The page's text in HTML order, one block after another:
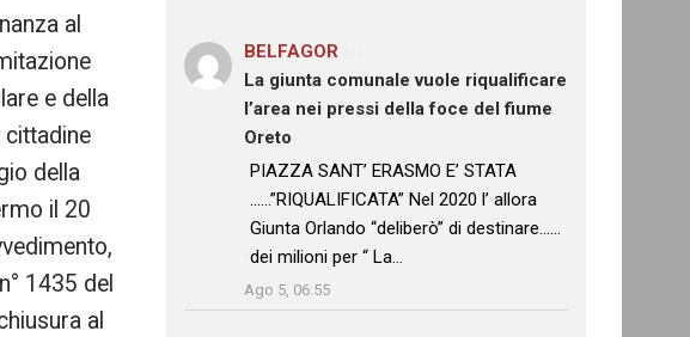
al
e della
cittadine
della
il 20
1435 del
al
BELFAGOR
La giunta comunale vuole riqualificare
l’area nei pressi della foce del fiume
Oreto
: “
PIAZZA SANT’ ERASMO E’ STATA
……”RIQUALIFICATA” Nel 2020 l’ allora
Giunta Orlando “deliberò” di destinare……
dei milioni per “ La…
Ago 5, 06:55